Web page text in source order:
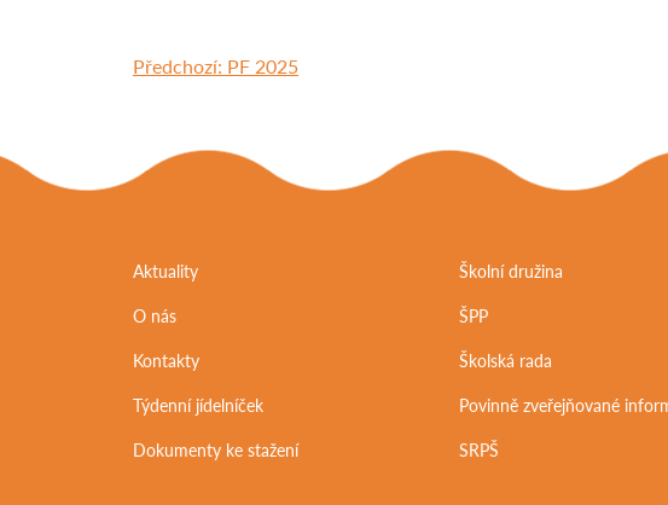
Předchozí: PF 2025
Aktuality
O nás
Kontakty
Týdenní jídelníček
Dokumenty ke stažení
Školní družina
ŠPP
Školská rada
Povinně zveřejňované
SRPŠ